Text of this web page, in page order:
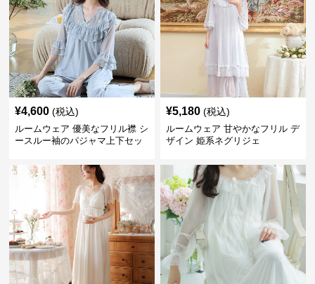
¥4,600 (税込)
ルームウェア 優美なフリル襟 シ
ースルー袖のパジャマ上下セッ
¥5,180 (税込)
ルームウェア 甘やかなフリル デ
ザイン 姫系ネグリジェ